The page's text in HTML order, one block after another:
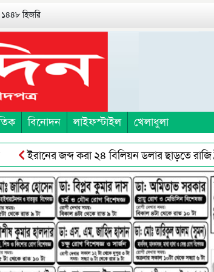
হিজরি
বিনোদন লাইফস্টাইল খেলাধুলা
ইরানের জব্দ করা ২৪ বিলিয়ন ডলার ছাড়তে রাজি ট্রাম্প
জনতার সংঘর্ষ, ॥ অবরোধের স্থান শ্রমিকরেদর দখলে